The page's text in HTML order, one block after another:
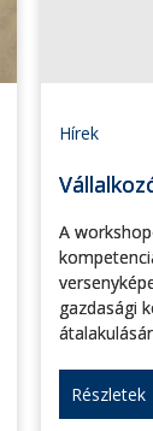
Hírek
A
gazdasági
Részletek